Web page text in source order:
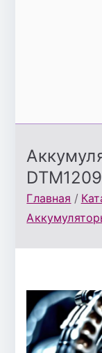
DTM1209
Главная